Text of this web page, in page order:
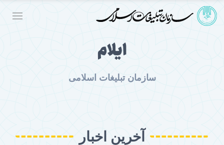
ایلام
سازمان تبلیغات اسلامی
آخرین اخبار